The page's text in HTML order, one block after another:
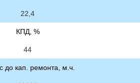
22,4
КПД, %
44
до кап. ремонта, м.ч.